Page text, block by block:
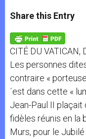
t
s
p
p
s
e
g
e
r
e
b
o
k
Share this Entry
CITÉ DU
Les personnes
contraire «
´est dans cette «
Jean-Paul II plaçait
fidèles réunis en la
Murs, pour le